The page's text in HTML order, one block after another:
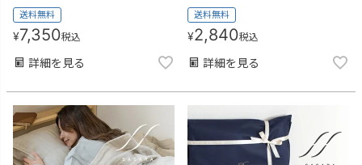
送料無料
¥7,350税込
詳細を見る
送料無料
¥2,840税込
詳細を見る